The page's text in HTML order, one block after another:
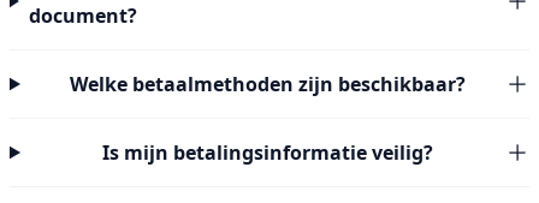
document?
Welke betaalmethoden zijn beschikbaar?
Is mijn betalingsinformatie veilig?